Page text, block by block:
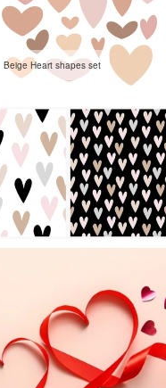
Beige Heart shapes set